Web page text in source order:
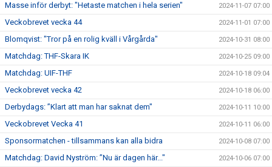
Masse inför derbyt: "Hetaste matchen i hela serien" 2024-11-07 07:00
Veckobrevet vecka 44 2024-11-01 07:00
Blomqvist: "Tror på en rolig kväll i Vårgårda" 2024-10-31 08:00
Matchdag: THF-Skara IK 2024-10-25 09:00
Matchdag: UIF-THF 2024-10-18 09:04
Veckobrevet vecka 42 2024-10-18 06:00
Derbydags: ”Klart att man har saknat dem" 2024-10-11 10:00
Veckobrevet Vecka 41 2024-10-11 06:00
Sponsormatchen - tillsammans kan alla bidra 2024-10-08 07:00
Matchdag: David Nyström: ”Nu är dagen här..." 2024-10-06 07:00